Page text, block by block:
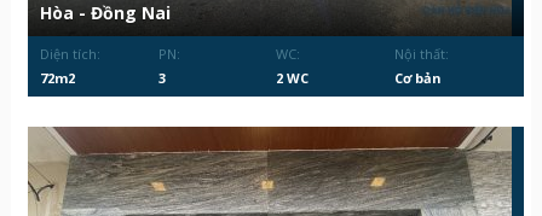
Hòa - Đồng Nai
Diện tích:
72m2
PN:
3
WC:
2 WC
Nội thất:
Cơ bản